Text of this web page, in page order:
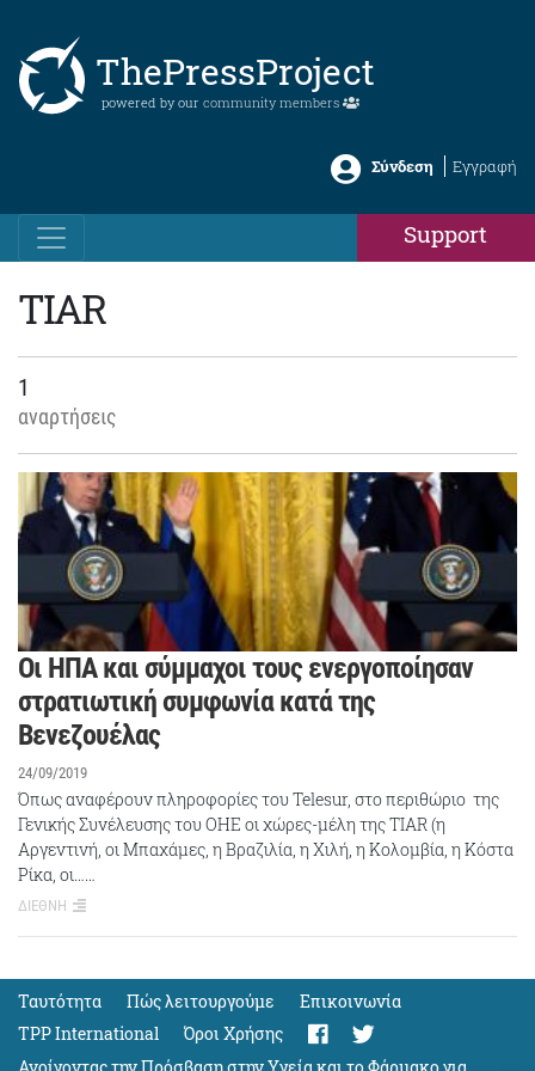
ThePressProject
powered by our community members
Σύνδεση Εγγραφή
Support
TIAR
1
αναρτήσεις
Οι ΗΠΑ και σύμμαχοι τους ενεργοποίησαν
στρατιωτική συμφωνία κατά της
Βενεζουέλας
24/09/2019
Όπως αναφέρουν πληροφορίες του Telesur, στο περιθώριο της
Γενικής Συνέλευσης του ΟΗΕ οι χώρες-μέλη της TIAR (η
Αργεντινή, οι Μπαχάμες, η Βραζιλία, η Χιλή, η Κολομβία, η Κόστα
Ρίκα, οι……
ΔΙΕΘΝΗ
Ταυτότητα Πώς λειτουργούμε
Eπικοινωνία
TPP International
Όροι Χρήσης